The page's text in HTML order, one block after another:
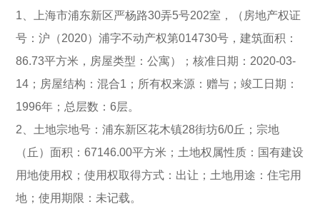
1、上海市浦东新区严杨路30弄5号202室，（房地产权证
号：沪（2020）浦字不动产权第014730号，建筑面积：
86.73平方米，房屋类型：公寓）；核准日期：2020-03-
14；房屋结构：混合1；所有权来源：赠与；竣工日期：
1996年；总层数：6层。
2、土地宗地号：浦东新区花木镇28街坊6/0丘；宗地
（丘）面积：67146.00平方米；土地权属性质：国有建设
用地使用权；使用权取得方式：出让；土地用途：住宅用
地；使用期限：未记载。